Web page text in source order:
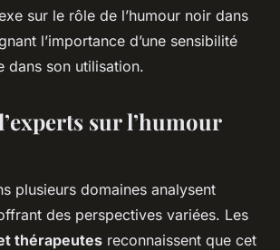
sur le rôle de l’humour noir dans
l’importance d’une sensibilité
dans son utilisation.
sur l’humour
plusieurs domaines analysent
des perspectives variées. Les
thérapeutes reconnaissent que cet